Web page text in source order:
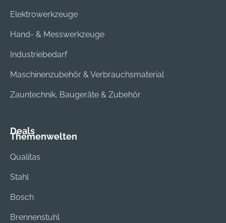
Elektrowerkzeuge
Hand- & Messwerkzeuge
Industriebedarf
Maschinenzubehör & Verbrauchsmaterial
Zauntechnik, Baugeräte & Zubehör
Deals
Themenwelten
Qualitas
Stahl
Bosch
Brennenstuhl